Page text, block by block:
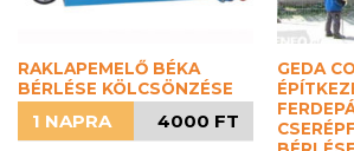
RAKLAPEMELŐ BÉKA
BÉRLÉSE KÖLCSÖNZÉSE
1 NAPRA 4000 FT
GEDA